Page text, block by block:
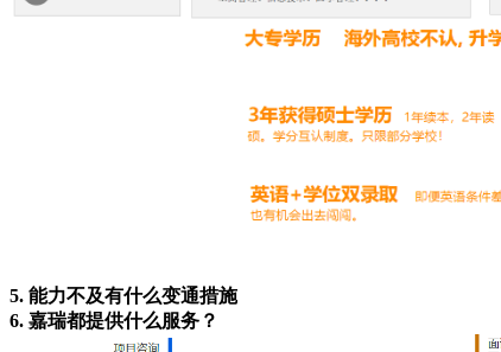
5. 能力不及有什么变通措施
6. 嘉瑞都提供什么服务？